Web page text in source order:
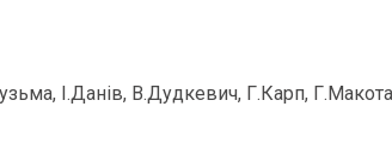
І.Данів, В.Дудкевич, Г.Карп,